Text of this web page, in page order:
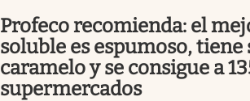
Pc y celular
Vida y estilo
Profeco recomienda: el
soluble es espumoso, tiene
caramelo y se consigue a
supermercados